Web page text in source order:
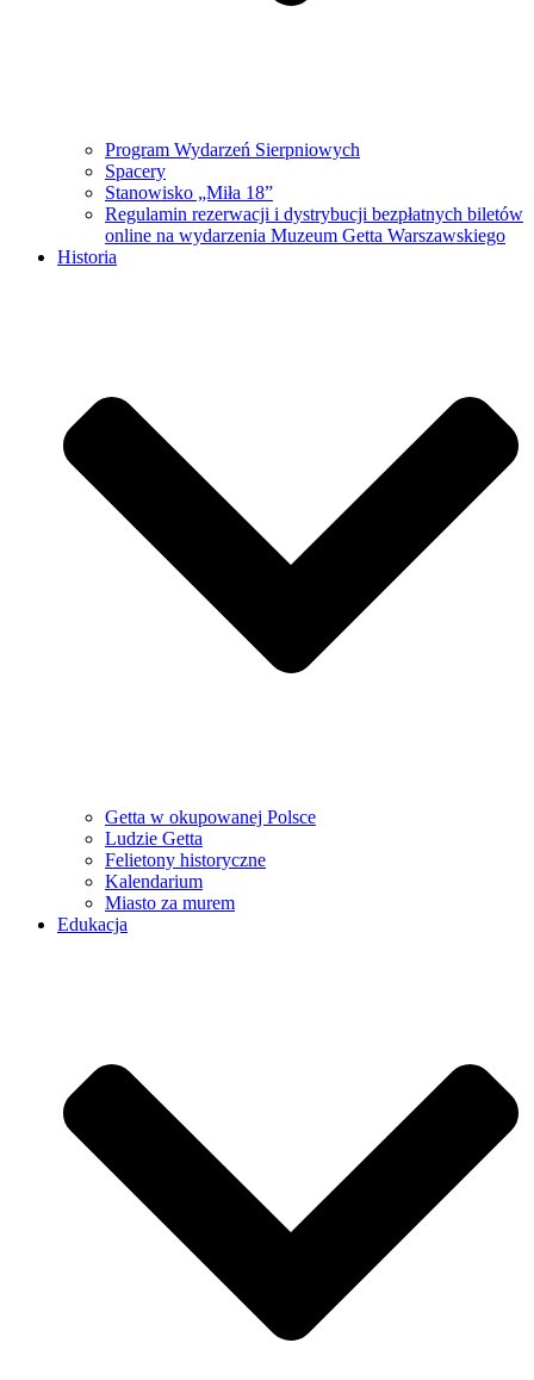
Program Wydarzeń Sierpniowych
Spacery
Stanowisko „Miła 18”
Regulamin rezerwacji i dystrybucji bezpłatnych biletów
online na wydarzenia Muzeum Getta Warszawskiego
Historia
Getta w okupowanej Polsce
Ludzie Getta
Felietony historyczne
Kalendarium
Miasto za murem
Edukacja